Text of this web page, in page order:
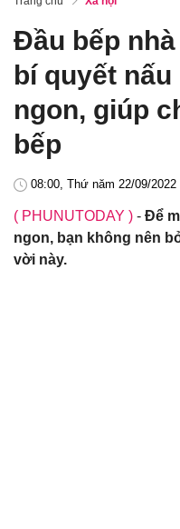
Đầu bếp
bí quyết
ngon, giúp
bếp
08:00, Thứ năm 22/09/2022
( PHUNUTODAY ) - Để
ngon, bạn không nên
vời này.